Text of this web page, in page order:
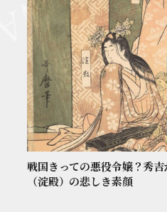
戦国きっての悪役令嬢？秀
（淀殿）の悲しき素顔